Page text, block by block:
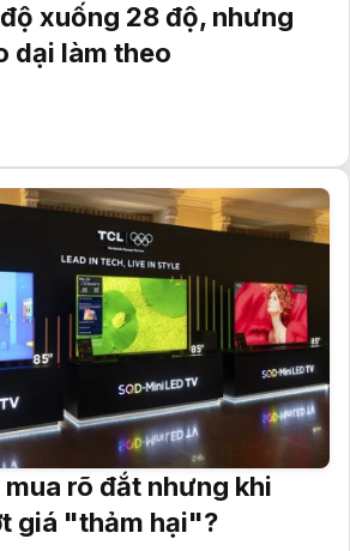
xuống 28 độ, nhưng
dại làm theo
rõ đắt nhưng khi
giá "thảm hại"?